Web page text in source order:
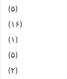
(۵)
(۱۶)
(۱)
(۵)
(۲)